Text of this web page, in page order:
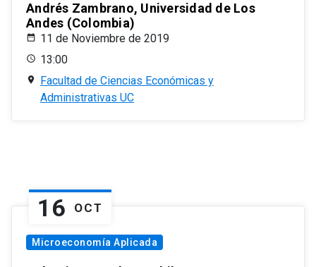
Andrés Zambrano, Universidad de Los
Andes (Colombia)
11 de Noviembre de 2019
13:00
Facultad de Ciencias Económicas y
Administrativas UC
16 OCT
Microeconomía Aplicada